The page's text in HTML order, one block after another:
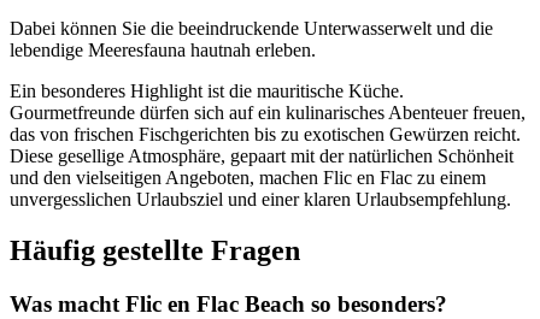
Dabei können Sie die beeindruckende Unterwasserwelt und die
lebendige Meeresfauna hautnah erleben.
Ein besonderes Highlight ist die mauritische Küche.
Gourmetfreunde dürfen sich auf ein kulinarisches Abenteuer freuen,
das von frischen Fischgerichten bis zu exotischen Gewürzen reicht.
Diese gesellige Atmosphäre, gepaart mit der natürlichen Schönheit
und den vielseitigen Angeboten, machen Flic en Flac zu einem
unvergesslichen Urlaubsziel und einer klaren Urlaubsempfehlung.
Häufig gestellte Fragen
Was macht Flic en Flac Beach so besonders?